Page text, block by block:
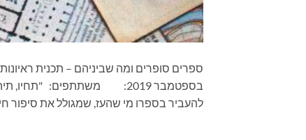
בספטמבר 2019: משתתפים:
להעביר בספרו מי שהעז, שמגולל את סיפור